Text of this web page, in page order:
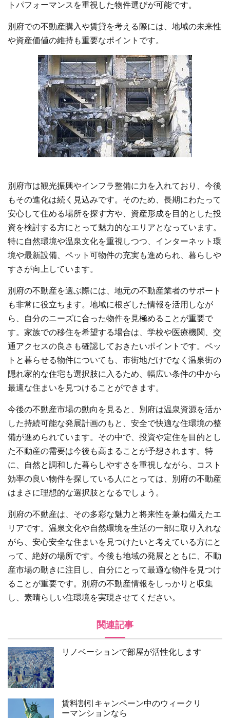
トパフォーマンスを重視した物件選びが可能です。
別府での不動産購入や賃貸を考える際には、地域の未来性
や資産価値の維持も重要なポイントです。
別府市は観光振興やインフラ整備に力を入れており、今後
もその進化は続く見込みです。そのため、長期にわたって
安心して住める場所を探す方や、資産形成を目的とした投
資を検討する方にとって魅力的なエリアとなっています。
特に自然環境や温泉文化を重視しつつ、インターネット環
境や最新設備、ペット可物件の充実も進められ、暮らしや
すさが向上しています。
別府の不動産を選ぶ際には、地元の不動産業者のサポート
も非常に役立ちます。地域に根ざした情報を活用しなが
ら、自分のニーズに合った物件を見極めることが重要で
す。家族での移住を希望する場合は、学校や医療機関、交
通アクセスの良さも確認しておきたいポイントです。ペッ
トと暮らせる物件についても、市街地だけでなく温泉街の
隠れ家的な住宅も選択肢に入るため、幅広い条件の中から
最適な住まいを見つけることができます。
今後の不動産市場の動向を見ると、別府は温泉資源を活か
した持続可能な発展計画のもと、安全で快適な住環境の整
備が進められています。その中で、投資や定住を目的とし
た不動産の需要は今後も高まることが予想されます。特
に、自然と調和した暮らしやすさを重視しながら、コスト
効率の良い物件を探している人にとっては、別府の不動産
はまさに理想的な選択肢となるでしょう。
別府の不動産は、その多彩な魅力と将来性を兼ね備えたエ
リアです。温泉文化や自然環境を生活の一部に取り入れな
がら、安心安全な住まいを見つけたいと考えている方にと
って、絶好の場所です。今後も地域の発展とともに、不動
産市場の動きに注目し、自分にとって最適な物件を見つけ
ることが重要です。別府の不動産情報をしっかりと収集
し、素晴らしい住環境を実現させてください。
関連記事
リノベーションで部屋が活性化します
賃料割引キャンペーン中のウィークリ
ーマンションなら